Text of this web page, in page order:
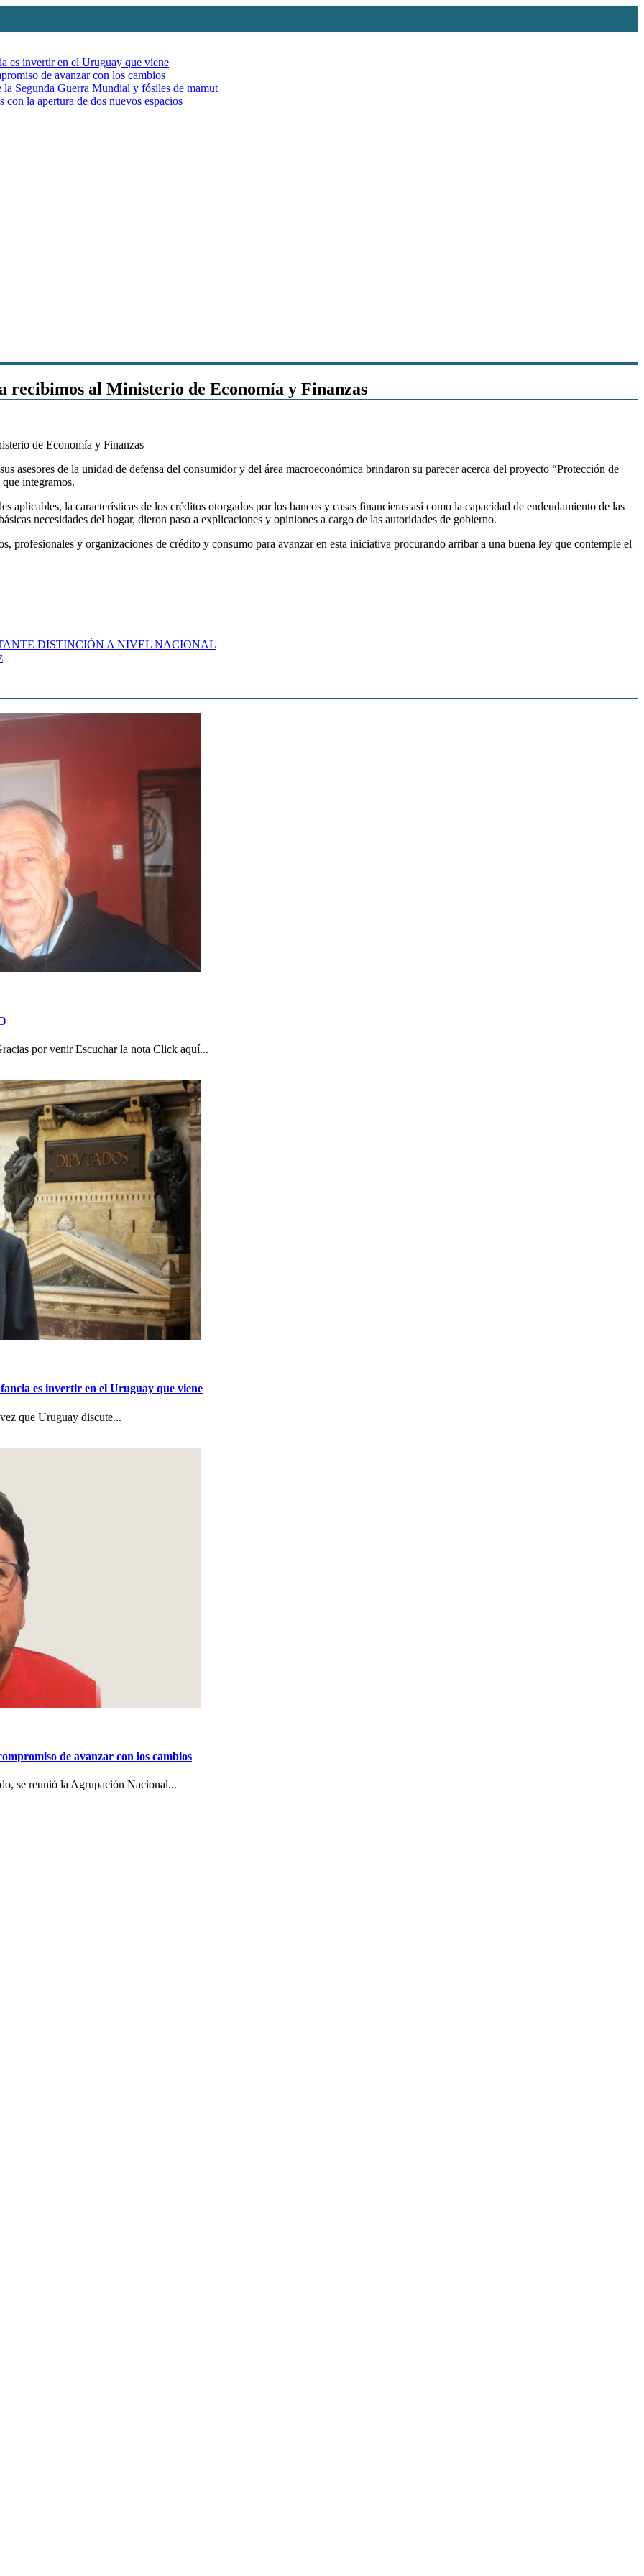
es invertir en el Uruguay que viene
de avanzar con los cambios
Segunda Guerra Mundial y fósiles de mamut
la apertura de dos nuevos espacios
al Ministerio de Economía y Finanzas
asesores de la unidad de defensa del consumidor y del área macroeconómica brindaron su parecer acerca del proyecto “Protección de
integramos.
aplicables, la características de los créditos otorgados por los bancos y casas financieras así como la capacidad de endeudamiento de las
necesidades del hogar, dieron paso a explicaciones y opiniones a cargo de las autoridades de gobierno.
profesionales y organizaciones de crédito y consumo para avanzar en esta iniciativa procurando arribar a una buena ley que contemple el
DISTINCIÓN A NIVEL NACIONAL
por venir Escuchar la nota Click aquí...
es invertir en el Uruguay que viene
que Uruguay discute...
de avanzar con los cambios
se reunió la Agrupación Nacional...